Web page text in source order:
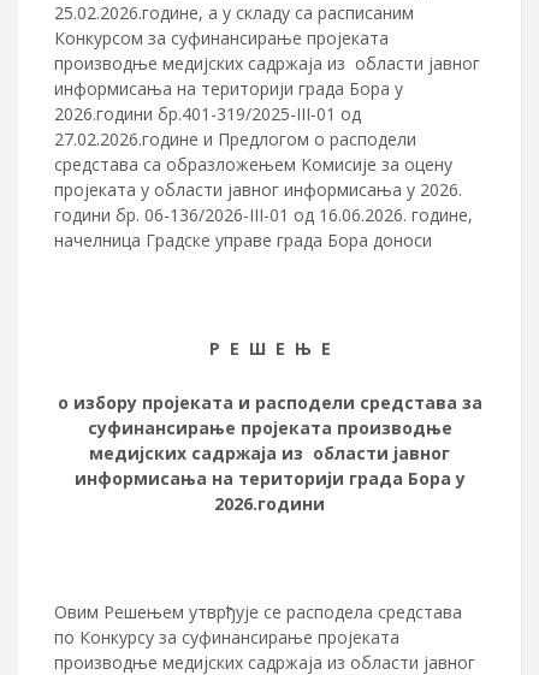
25.02.2026.године, а у складу са расписаним
Конкурсом за суфинансирање пројеката
производње медијских садржаја из области јавног
информисања на територији града Бора у
2026.години бр.401-319/2025-III-01 од
27.02.2026.године и Предлогом о расподели
средстава са образложењем Kомисије за оцену
пројеката у области јавног информисања у 2026.
години бр. 06-136/2026-III-01 oд 16.06.2026. године,
начелница Градске управе града Бора доноси
Р Е Ш Е Њ Е
о избору пројеката и расподели средстава за
суфинансирање пројеката производње
медијских садржаја из области јавног
информисања на територији града Бора у
2026.години
Овим Решењем утврђује се расподела средстaва
по Конкурсу за суфинансирање пројеката
производње медијских садржаја из области јавног